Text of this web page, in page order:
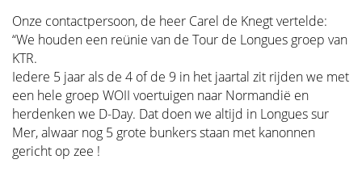
Onze contactpersoon, de heer Carel de Knegt vertelde:
“We houden een reünie van de Tour de Longues groep van
KTR.
Iedere 5 jaar als de 4 of de 9 in het jaartal zit rijden we met
een hele groep WOII voertuigen naar Normandië en
herdenken we D-Day. Dat doen we altijd in Longues sur
Mer, alwaar nog 5 grote bunkers staan met kanonnen
gericht op zee !